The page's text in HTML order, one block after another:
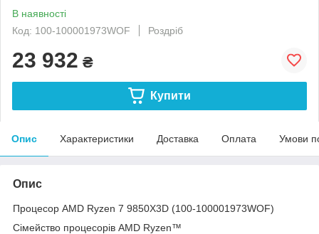
В наявності
Код: 100-100001973WOF
Роздріб
23 932 ₴
Купити
Опис Характеристики Доставка Оплата Умови
Опис
Процесор AMD Ryzen 7 9850X3D (100-100001973WOF)
Сімейство процесорів AMD Ryzen™